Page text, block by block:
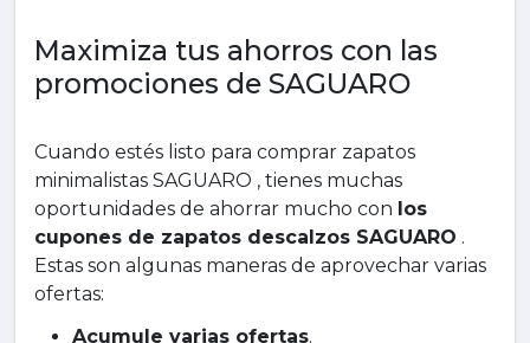
Maximiza tus ahorros con las
promociones de SAGUARO
Cuando estés listo para comprar zapatos
minimalistas SAGUARO , tienes muchas
oportunidades de ahorrar mucho con los
cupones de zapatos descalzos SAGUARO .
Estas son algunas maneras de aprovechar varias
ofertas:
Acumule varias ofertas.